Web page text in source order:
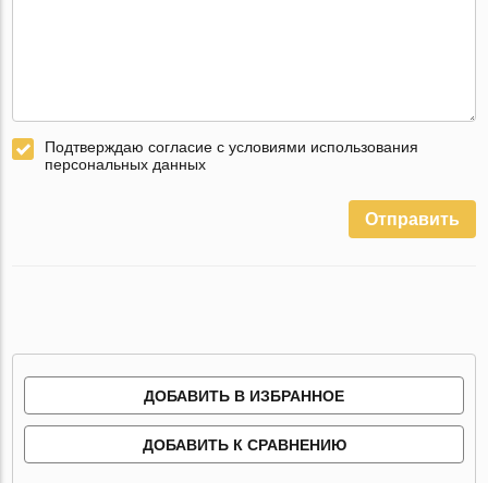
Подтверждаю согласие с условиями использования
персональных данных
Отправить
ДОБАВИТЬ В ИЗБРАННОЕ
ДОБАВИТЬ К СРАВНЕНИЮ